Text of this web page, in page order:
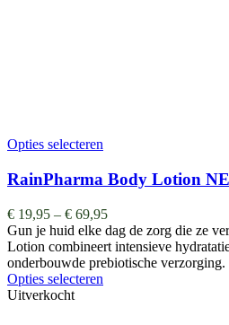
Opties selecteren
RainPharma Body Lotion
€ 19,95 – € 69,95
Gun je huid elke dag de zorg die ze
Lotion combineert intensieve
onderbouwde prebiotische
Opties selecteren
Uitverkocht